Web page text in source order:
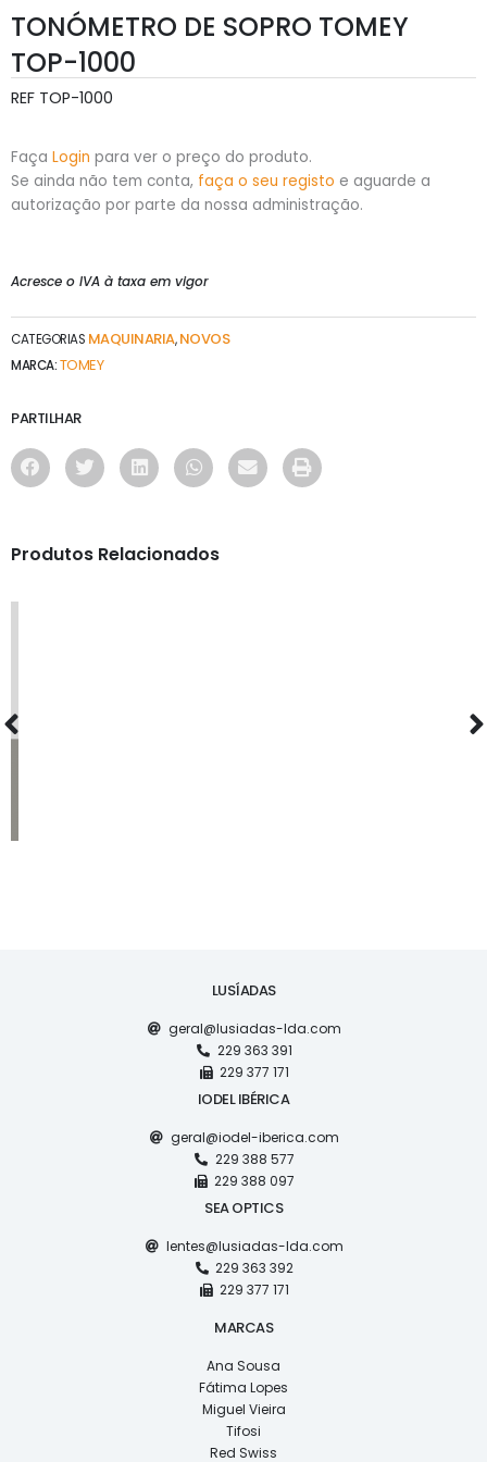
TONÓMETRO DE SOPRO TOMEY
TOP-1000
REF TOP-1000
Faça Login para ver o preço do produto.
Se ainda não tem conta, faça o seu registo e aguarde a
autorização por parte da nossa administração.
Acresce o IVA à taxa em vigor
CATEGORIAS MAQUINARIA,NOVOS
MARCA:TOMEY
PARTILHAR
Produtos Relacionados
LUSÍADAS
geral@lusiadas-lda.com
229 363 391
229 377 171
IODEL IBÉRICA
geral@iodel-iberica.com
229 388 577
229 388 097
SEA OPTICS
lentes@lusiadas-lda.com
229 363 392
229 377 171
MARCAS
Ana Sousa
Fátima Lopes
Miguel Vieira
Tifosi
Red Swiss